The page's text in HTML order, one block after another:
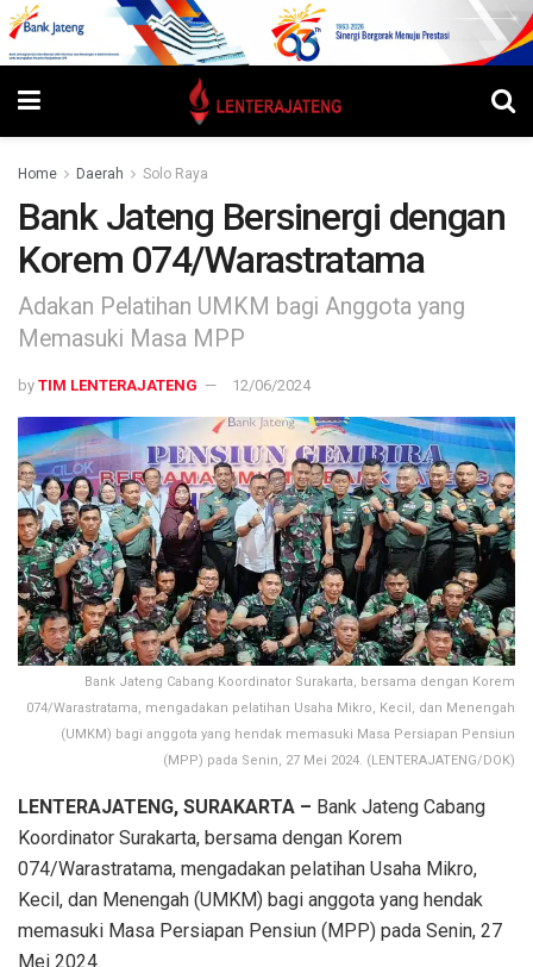
Home Daerah Solo Raya
Bank Jateng Bersinergi dengan
Korem 074/Warastratama
Adakan Pelatihan UMKM bagi Anggota yang
Memasuki Masa MPP
by TIM LENTERAJATENG 12/06/2024
Bank Jateng Cabang Koordinator Surakarta, bersama dengan Korem
074/Warastratama, mengadakan pelatihan Usaha Mikro, Kecil, dan Menengah
(UMKM) bagi anggota yang hendak memasuki Masa Persiapan Pensiun
(MPP) pada Senin, 27 Mei 2024. (LENTERAJATENG/DOK)
LENTERAJATENG, SURAKARTA – Bank Jateng Cabang
Koordinator Surakarta, bersama dengan Korem
074/Warastratama, mengadakan pelatihan Usaha Mikro,
Kecil, dan Menengah (UMKM) bagi anggota yang hendak
memasuki Masa Persiapan Pensiun (MPP) pada Senin, 27
Mei 2024.